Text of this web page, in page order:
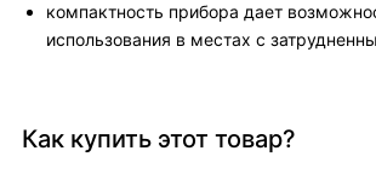
компактность прибора дает
использования в местах с
Как купить этот товар?